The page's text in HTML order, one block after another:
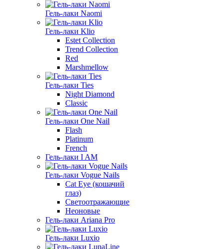
Гель-лаки Naomi
Гель-лаки Klio
Estet Collection
Trend Collection
Red
Marshmellow
Гель-лаки Ties
Night Diamond
Classic
Гель-лаки One Nail
Flash
Platinum
French
Гель-лаки I AM
Гель-лаки Vogue Nails
Cat Eye (кошачий
глаз)
Светоотражающие
Неоновые
Гель-лаки Ariana Pro
Гель-лаки Luxio